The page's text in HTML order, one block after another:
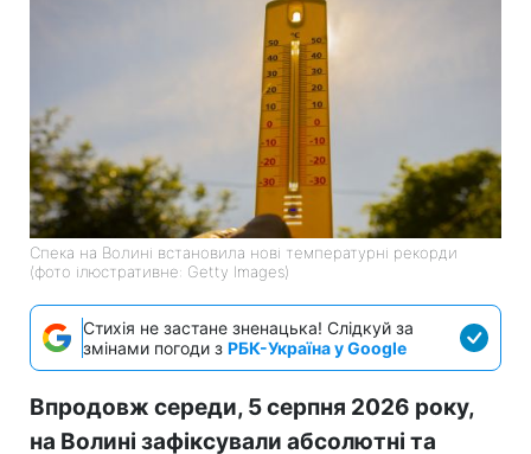
Спека на Волині встановила нові температурні рекорди
(фото ілюстративне: Getty Images)
Стихія не застане зненацька! Слідкуй за
змінами погоди з РБК-Україна у Google
Впродовж середи, 5 серпня 2026 року,
на Волині зафіксували абсолютні та